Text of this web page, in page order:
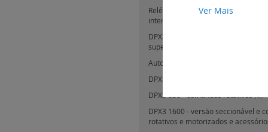
Relé diferencial e toros para
interruptores DPX3
DPX3 160, 250, 630 e 1600 -
supervisão
Automatismos para inversores de
DPX3 1600 - versão seccionável
DPX3 630 - comandos rotativos(0)
DPX3 1600 - versão seccionável e
rotativos e motorizados e
Ver Mais